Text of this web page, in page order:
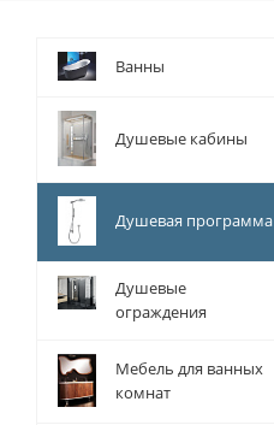
Ванны
Душевые кабины
Душевая программа
Душевые
ограждения
Мебель для ванных
комнат